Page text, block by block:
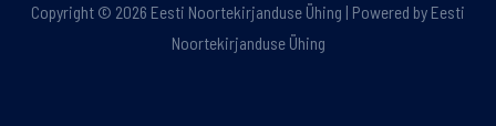
Copyright © 2026 Eesti Noortekirjanduse Ühing | Powered by Eesti
Noortekirjanduse Ühing